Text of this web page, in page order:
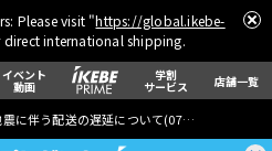
Please visit "https://global.ikebe-
direct international shipping.
イベント
動画
学割
サービス 店舗一覧
震に伴う配送の遅延について(07月29日